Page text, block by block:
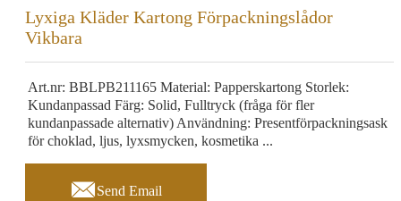
Lyxiga Kläder Kartong Förpackningslådor
Vikbara
Art.nr: BBLPB211165 Material: Papperskartong Storlek:
Kundanpassad Färg: Solid, Fulltryck (fråga för fler
kundanpassade alternativ) Användning: Presentförpackningsask
för choklad, ljus, lyxsmycken, kosmetika ...
Send Email